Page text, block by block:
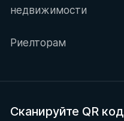
недвижимости
Риелторам
Сканируйте QR код